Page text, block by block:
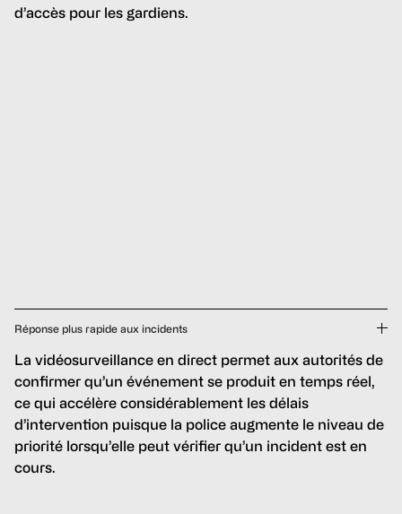
d’accès pour les gardiens.
Réponse plus rapide aux incidents
La vidéosurveillance en direct permet aux autorités de
confirmer qu’un événement se produit en temps réel,
ce qui accélère considérablement les délais
d’intervention puisque la police augmente le niveau de
priorité lorsqu’elle peut vérifier qu’un incident est en
cours.